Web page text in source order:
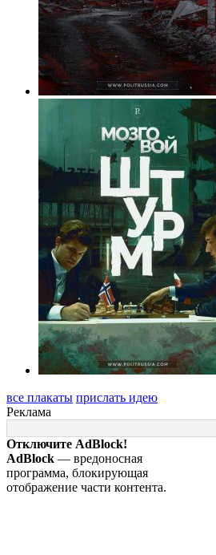
все плакаты прислать идею
Реклама
Отключите AdBlock!
AdBlock — вредоносная
программа, блокирующая
отображение части контента.